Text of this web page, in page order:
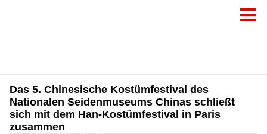
Das 5. Chinesische Kostümfestival des
Nationalen Seidenmuseums Chinas schließt
sich mit dem Han-Kostümfestival in Paris
zusammen